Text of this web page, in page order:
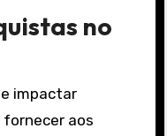
no
impactar
aos